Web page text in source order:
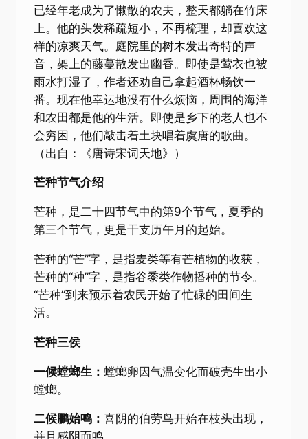
已经年老成为了懒散的农夫，整天都躺在竹床
上。他的头发稀疏短小，不再梳理，却喜欢这
样的凉爽天气。庭院里的树木发出奇特的声
音，架上的藤蔓散发出幽香。即使是莺衣也被
雨水打湿了，作者还劝自己拿起酒杯畅饮一
番。现在他幸运地没有什么烦恼，周围的海洋
和农田都是他的生活。即使是乡下的老人也不
会穷困，他们敲击着土块唱着虞唐的歌曲。
（出自：《唐诗宋词天地》）
芒种节气介绍
芒种，是二十四节气中的第9个节气，夏季的
第三个节气，更是干支历午月的起始。
芒种的“芒”字，是指麦类等有芒植物的收获，
芒种的“种”字，是指谷黍类作物播种的节令。
“芒种”到来预示着农民开始了忙碌的田间生
活。
芒种三侯
一候螳螂生： 螳螂卵因气温变化而破壳生出小
螳螂。
二候鹏始鸣： 喜阴的伯劳鸟开始在枝头出现，